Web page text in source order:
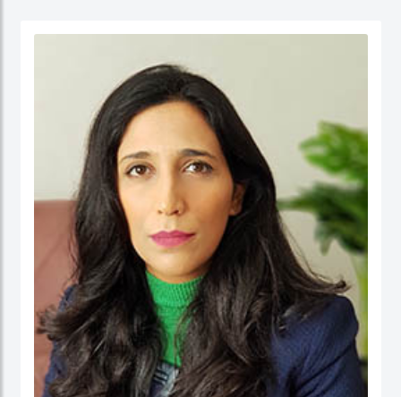
الدكتور عبدالله، مستشار مالي لديه أكثر من 25 عامًا من الخبرة العملية في مجالات: المالية
والقطاع شبه الحكومي، والقطاع الخاص. كما أ، الدكتور عبد الله مدقق حسابات معتمد،
ووكيل ضرائب، وخبير قضائي، ومحكم.